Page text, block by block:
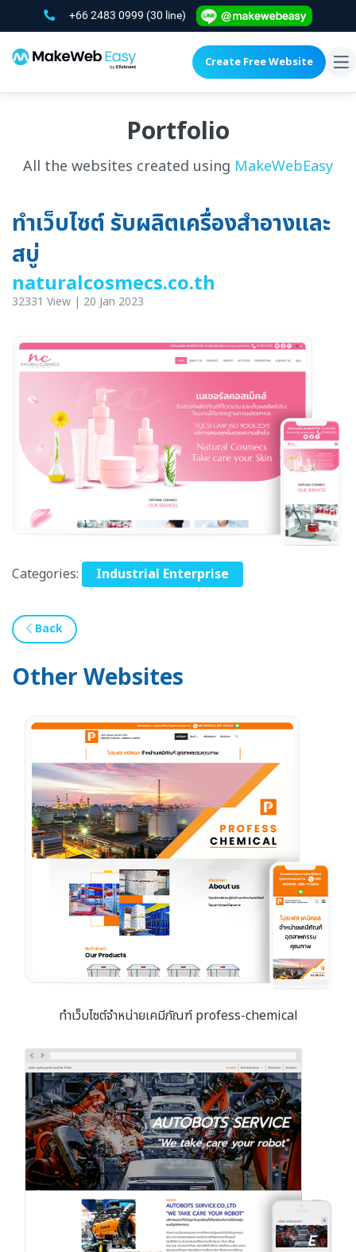
+66 2483 0999 (30 line)
Create Free Website
Portfolio
All the websites created using MakeWebEasy
ทำเว็บไซต์ รับผลิตเครื่องสำอางและ
สบู่
naturalcosmecs.co.th
32331 View | 20 Jan 2023
Categories: Industrial Enterprise
Back
Other Websites
ทำเว็บไซต์จำหน่ายเคมีภัณฑ์ profess-chemical